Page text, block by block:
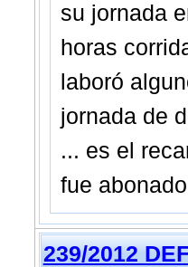
su jornada
horas
laboró
jornada de
... es el
fue
239/2012